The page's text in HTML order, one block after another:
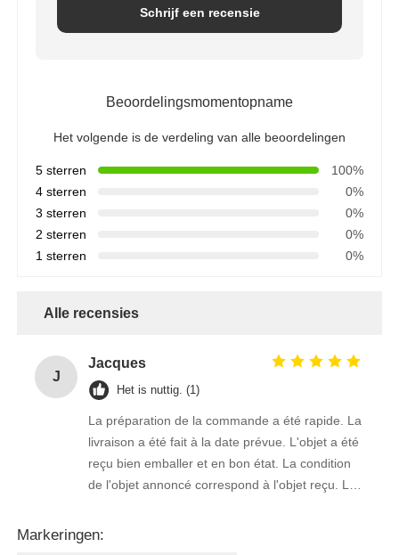
Schrijf een recensie
Beoordelingsmomentopname
Het volgende is de verdeling van alle beoordelingen
5 sterren
100%
4 sterren
0%
3 sterren
0%
2 sterren
0%
1 sterren
0%
Alle recensies
J
Jacques
Het is nuttig. (1)
La préparation de la commande a été rapide. La
livraison a été fait à la date prévue. L'objet a été
reçu bien emballer et en bon état. La condition
de l'objet annoncé correspond à l'objet reçu. Le
Markeringen: